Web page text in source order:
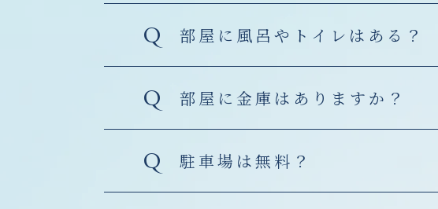
Q 部屋に風呂やトイレはある？
Q 部屋に金庫はありますか？
Q 駐車場は無料？